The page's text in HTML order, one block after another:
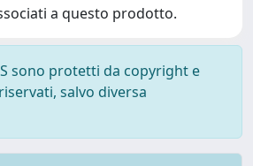
a questo prodotto.
sono protetti da copyright e
salvo diversa